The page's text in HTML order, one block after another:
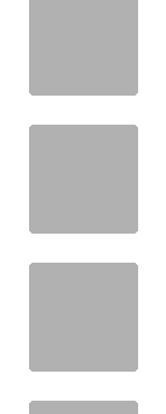
PLN
WATCH